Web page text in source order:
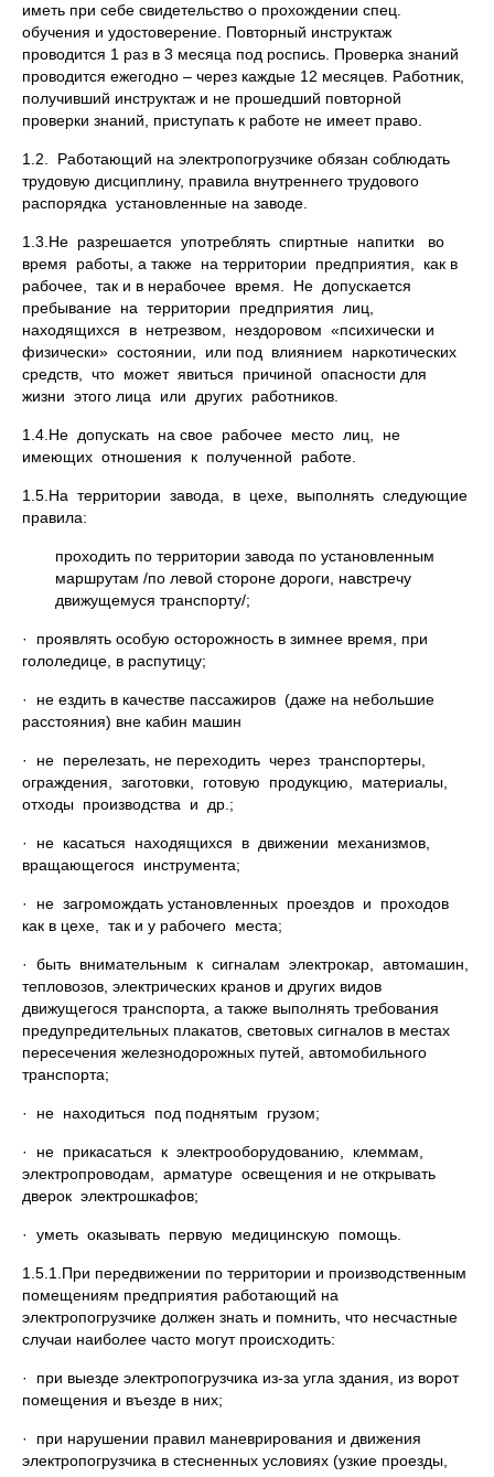
иметь при себе свидетельство о прохождении спец.
обучения и удостоверение. Повторный инструктаж
проводится 1 раз в 3 месяца под роспись. Проверка знаний
проводится ежегодно – через каждые 12 месяцев. Работник,
получивший инструктаж и не прошедший повторной
проверки знаний, приступать к работе не имеет право.
1.2. Работающий на электропогрузчике обязан соблюдать
трудовую дисциплину, правила внутреннего трудового
распорядка установленные на заводе.
1.3.Не разрешается употреблять спиртные напитки во
время работы, а также на территории предприятия, как в
рабочее, так и в нерабочее время. Не допускается
пребывание на территории предприятия лиц,
находящихся в нетрезвом, нездоровом «психически и
физически» состоянии, или под влиянием наркотических
средств, что может явиться причиной опасности для
жизни этого лица или других работников.
1.4.Не допускать на свое рабочее место лиц, не
имеющих отношения к полученной работе.
1.5.На территории завода, в цехе, выполнять следующие
правила:
проходить по территории завода по установленным
маршрутам /по левой стороне дороги, навстречу
движущемуся транспорту/;
· проявлять особую осторожность в зимнее время, при
гололедице, в распутицу;
· не ездить в качестве пассажиров (даже на небольшие
расстояния) вне кабин машин
· не перелезать, не переходить через транспортеры,
ограждения, заготовки, готовую продукцию, материалы,
отходы производства и др.;
· не касаться находящихся в движении механизмов,
вращающегося инструмента;
· не загромождать установленных проездов и проходов
как в цехе, так и у рабочего места;
· быть внимательным к сигналам электрокар, автомашин,
тепловозов, электрических кранов и других видов
движущегося транспорта, а также выполнять требования
предупредительных плакатов, световых сигналов в местах
пересечения железнодорожных путей, автомобильного
транспорта;
· не находиться под поднятым грузом;
· не прикасаться к электрооборудованию, клеммам,
электропроводам, арматуре освещения и не открывать
дверок электрошкафов;
· уметь оказывать первую медицинскую помощь.
1.5.1.При передвижении по территории и производственным
помещениям предприятия работающий на
электропогрузчике должен знать и помнить, что несчастные
случаи наиболее часто могут происходить:
· при выезде электропогрузчика из-за угла здания, из ворот
помещения и въезде в них;
· при нарушении правил маневрирования и движения
электропогрузчика в стесненных условиях (узкие проезды,